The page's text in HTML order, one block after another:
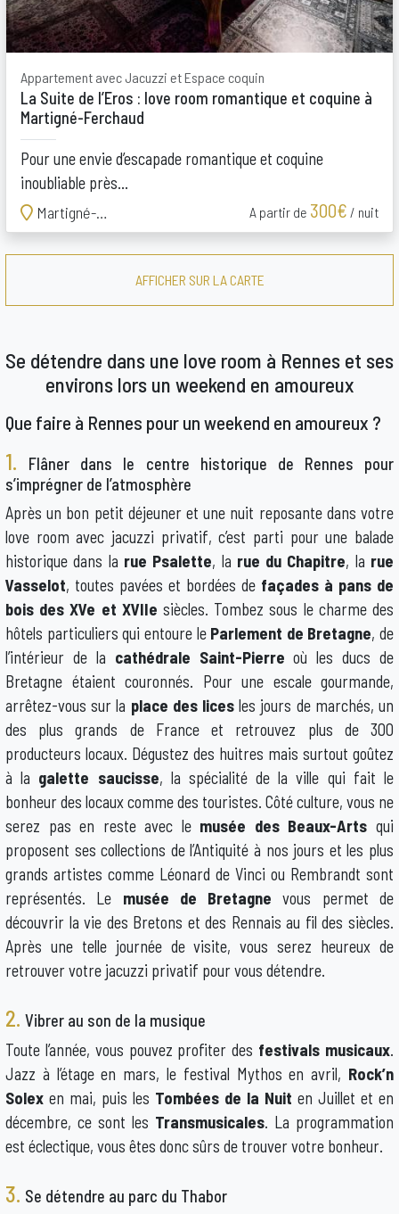
Appartement avec Jacuzzi et Espace coquin
La Suite de l’Eros : love room romantique et coquine à
Martigné-Ferchaud
Pour une envie d’escapade romantique et coquine
inoubliable près...
Martigné-Ferchaud
A partir de 300€ / nuit
AFFICHER SUR LA CARTE
Se détendre dans une love room à Rennes et ses
environs lors un weekend en amoureux
Que faire à Rennes pour un weekend en amoureux ?
1.
Flâner dans le centre historique de Rennes pour
s’imprégner de l’atmosphère
Après un bon petit déjeuner et une nuit reposante dans votre
love room avec jacuzzi privatif, c’est parti pour une balade
historique dans la rue Psalette, la rue du Chapitre, la rue
Vasselot, toutes pavées et bordées de façades à pans de
bois des XVe et XVIIe siècles. Tombez sous le charme des
hôtels particuliers qui entoure le Parlement de Bretagne, de
l’intérieur de la cathédrale Saint-Pierre où les ducs de
Bretagne étaient couronnés. Pour une escale gourmande,
arrêtez-vous sur la place des lices les jours de marchés, un
des plus grands de France et retrouvez plus de 300
producteurs locaux. Dégustez des huitres mais surtout goûtez
à la galette saucisse, la spécialité de la ville qui fait le
bonheur des locaux comme des touristes. Côté culture, vous ne
serez pas en reste avec le musée des Beaux-Arts qui
proposent ses collections de l’Antiquité à nos jours et les plus
grands artistes comme Léonard de Vinci ou Rembrandt sont
représentés. Le musée de Bretagne vous permet de
découvrir la vie des Bretons et des Rennais au fil des siècles.
Après une telle journée de visite, vous serez heureux de
retrouver votre jacuzzi privatif pour vous détendre.
2. Vibrer au son de la musique
Toute l’année, vous pouvez profiter des festivals musicaux.
Jazz à l’étage en mars, le festival Mythos en avril, Rock’n
Solex en mai, puis les Tombées de la Nuit en Juillet et en
décembre, ce sont les Transmusicales. La programmation
est éclectique, vous êtes donc sûrs de trouver votre bonheur.
3. Se détendre au parc du Thabor